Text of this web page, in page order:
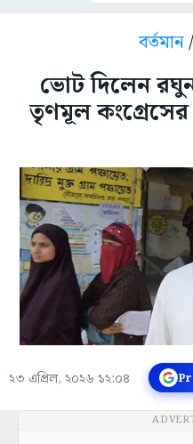
বর্তমান
ভোট দিলেন
তৃণমূল কংগ্রেসের
২৩ এপ্রিল, ২০২৬ ১২:০৪